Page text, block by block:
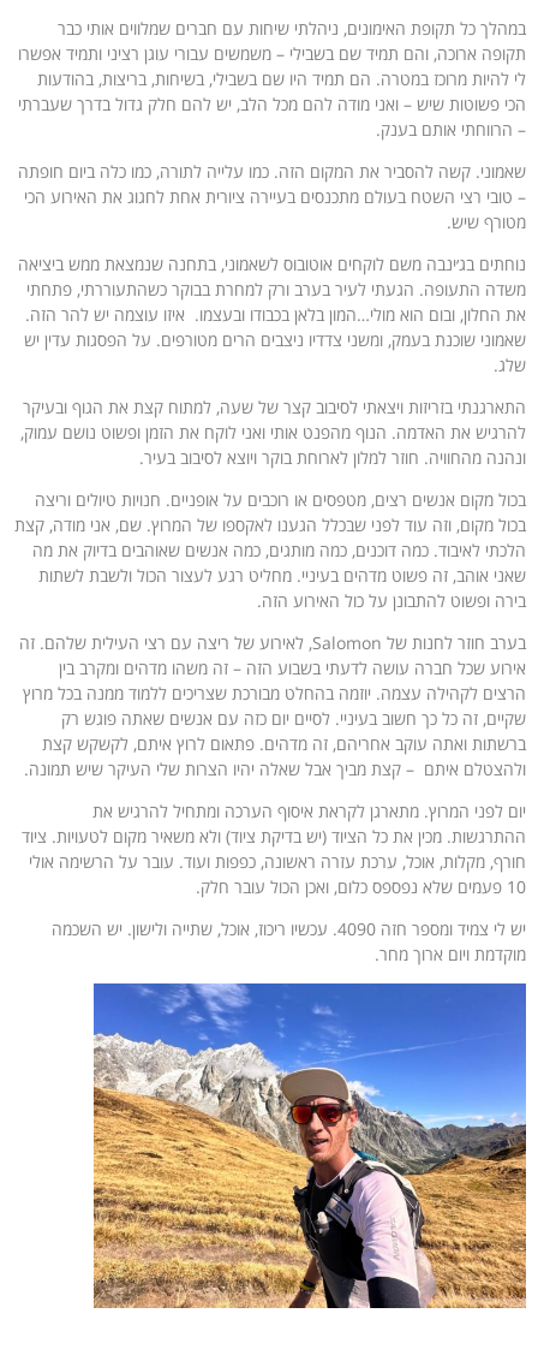
במהלך כל תקופת האימונים, ניהלתי שיחות עם חברים שמלווים אותי כבר
תקופה ארוכה, והם תמיד שם בשבילי – משמשים עבורי עוגן רציני ותמיד אפשרו
לי להיות מרוכז במטרה. הם תמיד היו שם בשבילי, בשיחות, בריצות, בהודעות
הכי פשוטות שיש – ואני מודה להם מכל הלב, יש להם חלק גדול בדרך שעברתי
– הרווחתי אותם בענק.
שאמוני. קשה להסביר את המקום הזה. כמו עלייה לתורה, כמו כלה ביום חופתה
– טובי רצי השטח בעולם מתכנסים בעיירה ציורית אחת לחגוג את האירוע הכי
מטורף שיש.
נוחתים בג׳ינבה משם לוקחים אוטובוס לשאמוני, בתחנה שנמצאת ממש ביציאה
משדה התעופה. הגעתי לעיר בערב ורק למחרת בבוקר כשהתעוררתי, פתחתי
את החלון, ובום הוא מולי…המון בלאן בכבודו ובעצמו. איזו עוצמה יש להר הזה.
שאמוני שוכנת בעמק, ומשני צדדיו ניצבים הרים מטורפים. על הפסגות עדין יש
שלג.
התארגנתי בזריזות ויצאתי לסיבוב קצר של שעה, למתוח קצת את הגוף ובעיקר
להרגיש את האדמה. הנוף מהפנט אותי ואני לוקח את הזמן ופשוט נושם עמוק,
ונהנה מהחוויה. חוזר למלון לארוחת בוקר ויוצא לסיבוב בעיר.
בכול מקום אנשים רצים, מטפסים או רוכבים על אופניים. חנויות טיולים וריצה
בכול מקום, וזה עוד לפני שבכלל הגענו לאקספו של המרוץ. שם, אני מודה, קצת
הלכתי לאיבוד. כמה דוכנים, כמה מותגים, כמה אנשים שאוהבים בדיוק את מה
שאני אוהב, זה פשוט מדהים בעיניי. מחליט רגע לעצור הכול ולשבת לשתות
בירה ופשוט להתבונן על כול האירוע הזה.
בערב חוזר לחנות של Salomon, לאירוע של ריצה עם רצי העילית שלהם. זה
אירוע שכל חברה עושה לדעתי בשבוע הזה – זה משהו מדהים ומקרב בין
הרצים לקהילה עצמה. יוזמה בהחלט מבורכת שצריכים ללמוד ממנה בכל מרוץ
שקיים, זה כל כך חשוב בעיניי. לסיים יום כזה עם אנשים שאתה פוגש רק
ברשתות ואתה עוקב אחריהם, זה מדהים. פתאום לרוץ איתם, לקשקש קצת
ולהצטלם איתם – קצת מביך אבל שאלה יהיו הצרות שלי העיקר שיש תמונה.
יום לפני המרוץ. מתארגן לקראת איסוף הערכה ומתחיל להרגיש את
ההתרגשות. מכין את כל הציוד (יש בדיקת ציוד) ולא משאיר מקום לטעויות. ציוד
חורף, מקלות, אוכל, ערכת עזרה ראשונה, כפפות ועוד. עובר על הרשימה אולי
10 פעמים שלא נפספס כלום, ואכן הכול עובר חלק.
יש לי צמיד ומספר חזה 4090. עכשיו ריכוז, אוכל, שתייה ולישון. יש השכמה
מוקדמת ויום ארוך מחר.